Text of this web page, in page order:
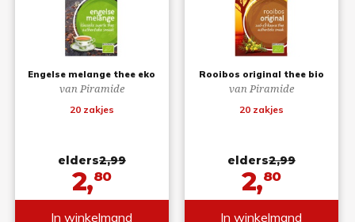
Engelse melange thee eko
van Piramide
20 zakjes
elders2,99
2,80
In winkelmand
Rooibos original thee bio
van Piramide
20 zakjes
elders2,99
2,80
In winkelmand